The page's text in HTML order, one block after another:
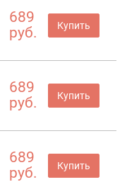
689
руб.
Купить
689
руб.
Купить
689
руб.
Купить